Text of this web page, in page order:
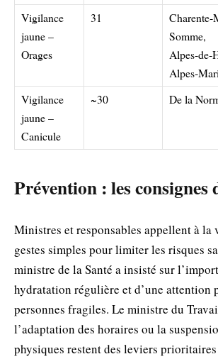
Vigilance
jaune –
Orages
31
Somme,
Vigilance
jaune –
Canicule
~30 De la
Prévention : les consignes
Ministres et responsables appellent à la
gestes simples pour limiter les risques
ministre de la Santé a insisté sur
hydratation régulière et d’une attention
personnes fragiles. Le ministre du
l’adaptation des horaires ou la
physiques restent des leviers